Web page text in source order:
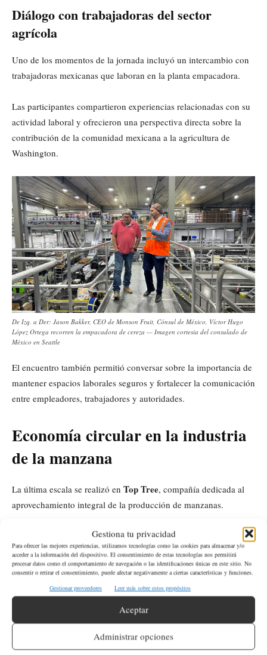
Gestiona tu privacidad
Para ofrecer las mejores experiencias, utilizamos tecnologías como las cookies para almacenar y/o
acceder a la información del dispositivo. El consentimiento de estas tecnologías nos permitirá
procesar datos como el comportamiento de navegación o las identificaciones únicas en este sitio. No
consentir o retirar el consentimiento, puede afectar negativamente a ciertas características y funciones.
Gestionar proveedores
Leer más sobre estos propósitos
Aceptar
Administrar opciones
Diálogo con trabajadoras del sector
agrícola
Uno de los momentos de la jornada incluyó un intercambio con
trabajadoras mexicanas que laboran en la planta empacadora.
Las participantes compartieron experiencias relacionadas con su
actividad laboral y ofrecieron una perspectiva directa sobre la
contribución de la comunidad mexicana a la agricultura de
Washington.
De Izq. a Der: Jason Bakker, CEO de Monson Fruit, Cónsul de México, Víctor Hugo
López Ortega recorren la empacadora de cereza — Imagen cortesia del consulado de
México en Seattle
El encuentro también permitió conversar sobre la importancia de
mantener espacios laborales seguros y fortalecer la comunicación
entre empleadores, trabajadores y autoridades.
Economía circular en la industria
de la manzana
La última escala se realizó en Top Tree, compañía dedicada al
aprovechamiento integral de la producción de manzanas.
La empresa transforma fruta que no cumple con los estándares
del mercado fresco en productos derivados como jugos,
concentrados, purés, ingredientes deshidratados y otros insumos
Agencia de Protección Ambiental de Estados Unidos
(
desperdicios y promueven un uso más eficiente de los recursos